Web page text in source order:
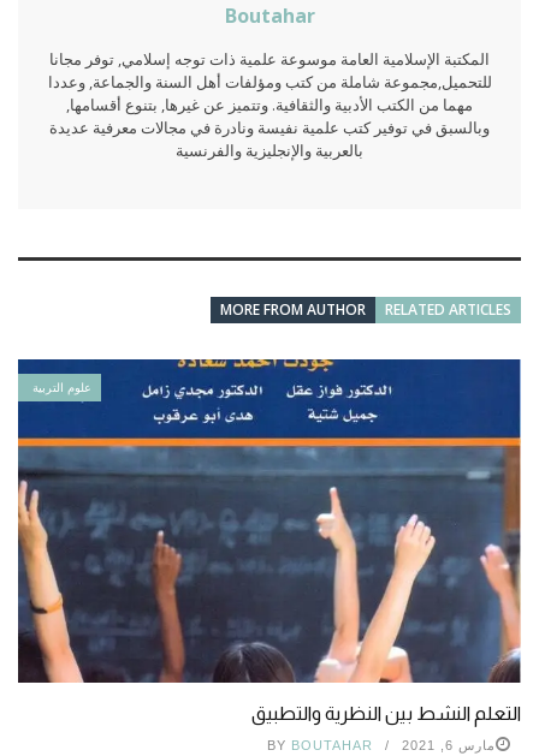
Boutahar
المكتبة الإسلامية العامة موسوعة علمية ذات توجه إسلامي, توفر مجانا
للتحميل,مجموعة شاملة من كتب ومؤلفات أهل السنة والجماعة, وعددا
مهما من الكتب الأدبية والثقافية. وتتميز عن غيرها, بتنوع أقسامها,
وبالسبق في توفير كتب علمية نفيسة ونادرة في مجالات معرفية عديدة
بالعربية والإنجليزية والفرنسية
RELATED ARTICLES
MORE FROM AUTHOR
علوم التربية
التعلم النشط بين النظرية والتطبيق
مارس 6, 2021 BY BOUTAHAR